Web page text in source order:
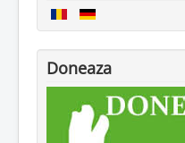
Doneaza